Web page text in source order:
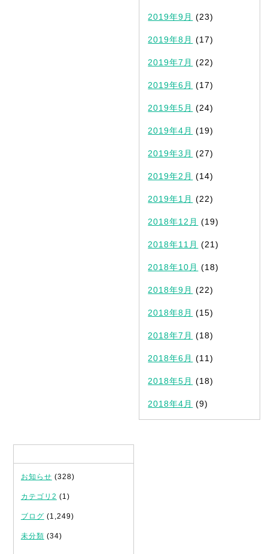
2019年9月 (23)
2019年8月 (17)
2019年7月 (22)
2019年6月 (17)
2019年5月 (24)
2019年4月 (19)
2019年3月 (27)
2019年2月 (14)
2019年1月 (22)
2018年12月 (19)
2018年11月 (21)
2018年10月 (18)
2018年9月 (22)
2018年8月 (15)
2018年7月 (18)
2018年6月 (11)
2018年5月 (18)
2018年4月 (9)
お知らせ (328)
カテゴリ2 (1)
ブログ (1,249)
未分類 (34)